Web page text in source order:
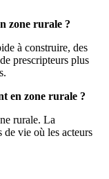
zone rurale ?
à construire, des
prescripteurs plus
en zone rurale ?
rurale. La
de vie où les acteurs